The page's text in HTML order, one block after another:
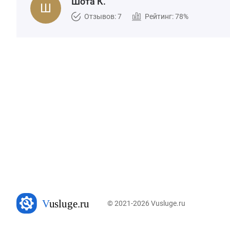
Отзывов: 7 Рейтинг: 78%
© 2021-2026 Vusluge.ru